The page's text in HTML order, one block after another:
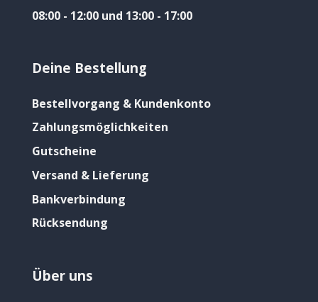
08:00 - 12:00 und 13:00 - 17:00
Deine Bestellung
Bestellvorgang & Kundenkonto
Zahlungsmöglichkeiten
Gutscheine
Versand & Lieferung
Bankverbindung
Rücksendung
Über uns